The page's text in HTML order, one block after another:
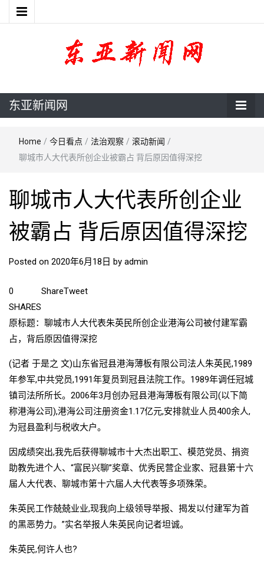
东亚新闻网
东亚新闻网
Home / 今日看点 / 法治观察 / 滚动新闻 /
聊城市人大代表所创企业被霸占 背后原因值得深挖
聊城市人大代表所创企业
被霸占 背后原因值得深挖
Posted on 2020年6月18日 by admin
0
SHARES
ShareTweet
原标题：聊城市人大代表朱英民所创企业港海公司被付建军霸
占，背后原因值得深挖
(记者 于是之 文)山东省冠县港海薄板有限公司法人朱英民,1989
年参军,中共党员,1991年复员到冠县法院工作。1989年调任冠城
镇司法所所长。2006年3月创办冠县港海薄板有限公司(以下简
称港海公司),港海公司注册资金1.17亿元,安排就业人员400余人,
为冠县盈利与税收大户。
因成绩突出,我先后获得聊城市十大杰出职工、模范党员、捐资
助教先进个人、“富民兴聊”奖章、优秀民营企业家、冠县第十六
届人大代表、聊城市第十六届人大代表等多项殊荣。
朱英民工作兢兢业业,现我向上级领导举报、揭发以付建军为首
的黑恶势力。”实名举报人朱英民向记者坦诚。
朱英民,何许人也?